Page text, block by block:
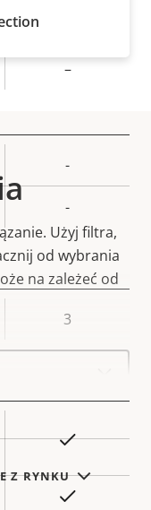
–
-
-
3
Tak
Użyj filtra,
od wybrania
na zależeć od
Z RYNKU